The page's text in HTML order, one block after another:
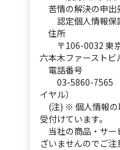
苦情の解決の申出
認定個人情報保
住所
〒106-0032 東京
六本木ファーストビ
電話番号
03-5860-7565 /
イヤル）
(注) ※ 個人情報の
受付けています。
当社の商品・サー
ざいませんのでご注